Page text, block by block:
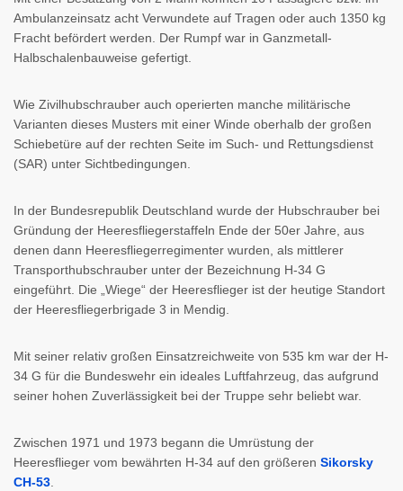
Ambulanzeinsatz acht Verwundete auf Tragen oder auch 1350 kg
Fracht befördert werden. Der Rumpf war in Ganzmetall-
Halbschalenbauweise gefertigt.
Wie Zivilhubschrauber auch operierten manche militärische
Varianten dieses Musters mit einer Winde oberhalb der großen
Schiebetüre auf der rechten Seite im Such- und Rettungsdienst
(SAR) unter Sichtbedingungen.
In der Bundesrepublik Deutschland wurde der Hubschrauber bei
Gründung der Heeresfliegerstaffeln Ende der 50er Jahre, aus
denen dann Heeresfliegerregimenter wurden, als mittlerer
Transporthubschrauber unter der Bezeichnung H-34 G
eingeführt. Die „Wiege“ der Heeresflieger ist der heutige Standort
der Heeresfliegerbrigade 3 in Mendig.
Mit seiner relativ großen Einsatzreichweite von 535 km war der H-
34 G für die Bundeswehr ein ideales Luftfahrzeug, das aufgrund
seiner hohen Zuverlässigkeit bei der Truppe sehr beliebt war.
Zwischen 1971 und 1973 begann die Umrüstung der
Heeresflieger vom bewährten H-34 auf den größeren Sikorsky
CH-53